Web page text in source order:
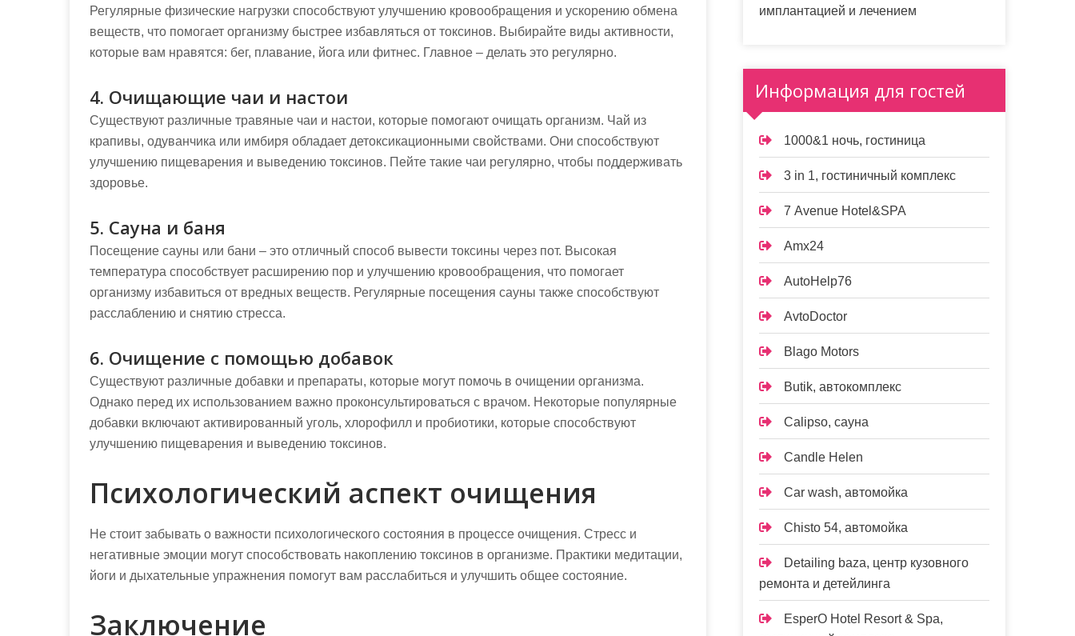
Регулярные физические нагрузки способствуют улучшению кровообращения и ускорению обмена
веществ, что помогает организму быстрее избавляться от токсинов. Выбирайте виды активности,
которые вам нравятся: бег, плавание, йога или фитнес. Главное – делать это регулярно.
4. Очищающие чаи и настои
Существуют различные травяные чаи и настои, которые помогают очищать организм. Чай из
крапивы, одуванчика или имбиря обладает детоксикационными свойствами. Они способствуют
улучшению пищеварения и выведению токсинов. Пейте такие чаи регулярно, чтобы поддерживать
здоровье.
5. Сауна и баня
Посещение сауны или бани – это отличный способ вывести токсины через пот. Высокая
температура способствует расширению пор и улучшению кровообращения, что помогает
организму избавиться от вредных веществ. Регулярные посещения сауны также способствуют
расслаблению и снятию стресса.
6. Очищение с помощью добавок
Существуют различные добавки и препараты, которые могут помочь в очищении организма.
Однако перед их использованием важно проконсультироваться с врачом. Некоторые популярные
добавки включают активированный уголь, хлорофилл и пробиотики, которые способствуют
улучшению пищеварения и выведению токсинов.
Психологический аспект очищения
Не стоит забывать о важности психологического состояния в процессе очищения. Стресс и
негативные эмоции могут способствовать накоплению токсинов в организме. Практики медитации,
йоги и дыхательные упражнения помогут вам расслабиться и улучшить общее состояние.
Заключение
имплантацией и лечением
Информация для гостей
1000&1 ночь, гостиница
3 in 1, гостиничный комплекс
7 Avenue Hotel&SPA
Amx24
AutoHelp76
AvtoDoctor
Blago Motors
Butik, автокомплекс
Calipso, сауна
Candle Helen
Car wash, автомойка
Chisto 54, автомойка
Detailing baza, центр кузовного
ремонта и детейлинга
EsperO Hotel Resort & Spa,